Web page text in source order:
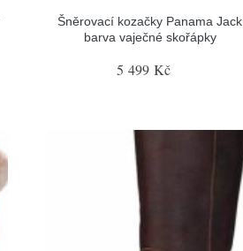
Šněrovací kozačky Panama Jack
barva vaječné skořápky
5 499 Kč